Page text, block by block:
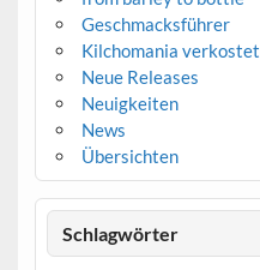
Geschmacksführer
Kilchomania verkostet
Neue Releases
Neuigkeiten
News
Übersichten
Schlagwörter